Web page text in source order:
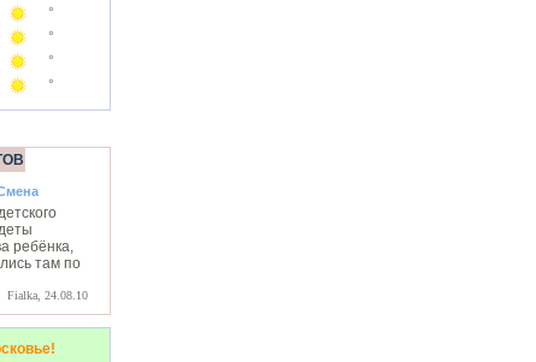
°
°
°
°
ребёнка,
там по
Fialka, 24.08.10